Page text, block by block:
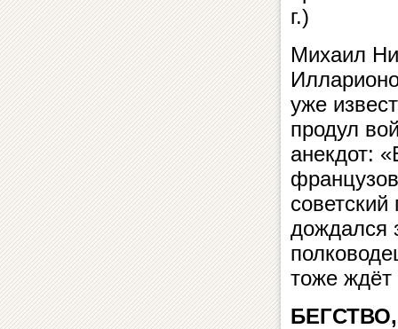
г.)
Михаил
уже
продул
анекдот:
дождался
тоже